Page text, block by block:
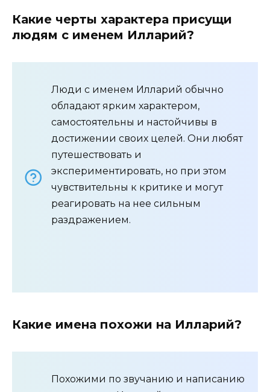
Какие черты характера присущи
людям с именем Илларий?
Люди с именем Илларий обычно
обладают ярким характером,
самостоятельны и настойчивы в
достижении своих целей. Они любят
путешествовать и
экспериментировать, но при этом
чувствительны к критике и могут
реагировать на нее сильным
раздражением.
Какие имена похожи на Илларий?
Похожими по звучанию и написанию